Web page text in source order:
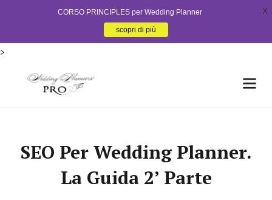
>
SEO Per Wedding Planner.
La Guida 2’ Parte
CORSO PRINCIPLES per Wedding Planner
scopri di più
X